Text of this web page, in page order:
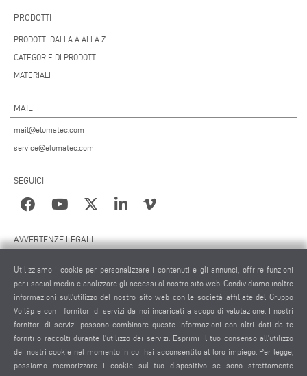
PRODOTTI
PRODOTTI DALLA A ALLA Z
CATEGORIE DI PRODOTTI
MATERIALI
MAIL
mail@elumatec.com
service@elumatec.com
SEGUICI
AVVERTENZE LEGALI
MATERIALE GRAFICO
PROTEZIONE DEI DATI
PROTEZIONE DEI DATI INTERNAZIONALE
CONTRATTO DI MANUTENZIONE REMOTA
IMPOSTAZIONE COOKIES
Utilizziamo i cookie per personalizzare i contenuti e gli annunci, offrire funzioni
per i social media e analizzare gli accessi al nostro sito web. Condividiamo inoltre
informazioni sull'utilizzo del nostro sito web con le società affiliate del Gruppo
Voilàp e con i fornitori di servizi da noi incaricati a scopo di valutazione. I nostri
fornitori di servizi possono combinare queste informazioni con altri dati da te
forniti o raccolti durante l'utilizzo dei servizi. Esprimi il tuo consenso all'utilizzo
dei nostri cookie nel momento in cui hai acconsentito al loro impiego. Per legge,
possiamo memorizzare i cookie sul tuo dispositivo se sono strettamente